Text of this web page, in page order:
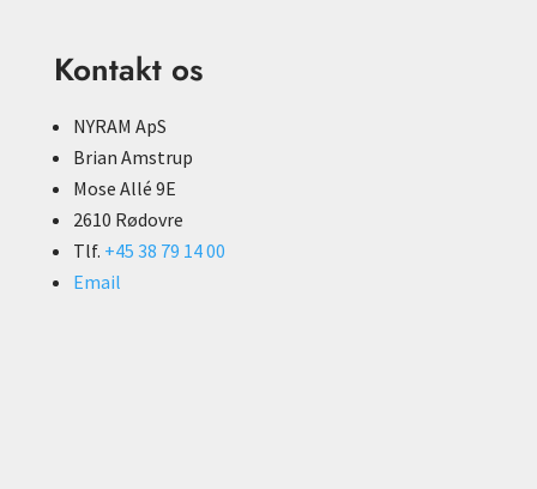
Kontakt os
NYRAM ApS
Brian Amstrup
Mose Allé 9E
2610 Rødovre
Tlf. +45 38 79 14 00
Email